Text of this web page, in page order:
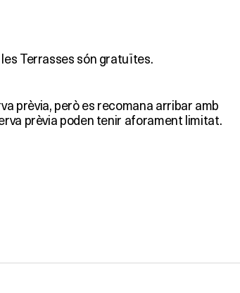
Terrasses són gratuïtes.
prèvia, però es recomana arribar amb
prèvia poden tenir aforament limitat.